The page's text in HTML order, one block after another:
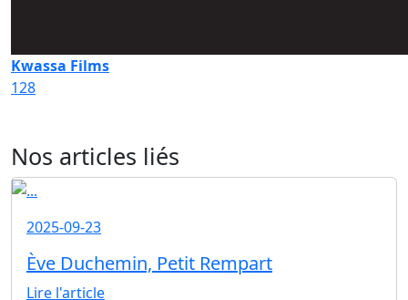
Kwassa Films
128
Nos articles liés
2025-09-23
Ève Duchemin, Petit Rempart
Lire l'article